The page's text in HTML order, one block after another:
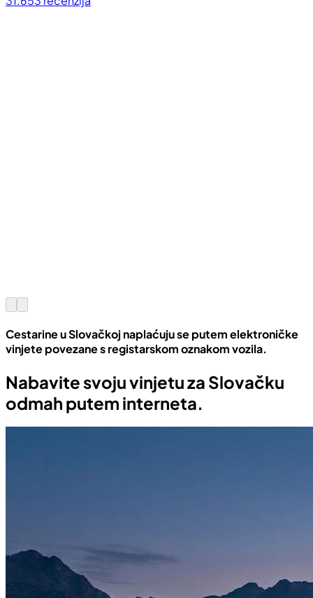
Cestarine u Slovačkoj naplaćuju se putem elektroničke
vinjete povezane s registarskom oznakom vozila.
Nabavite svoju vinjetu za Slovačku
odmah putem interneta.